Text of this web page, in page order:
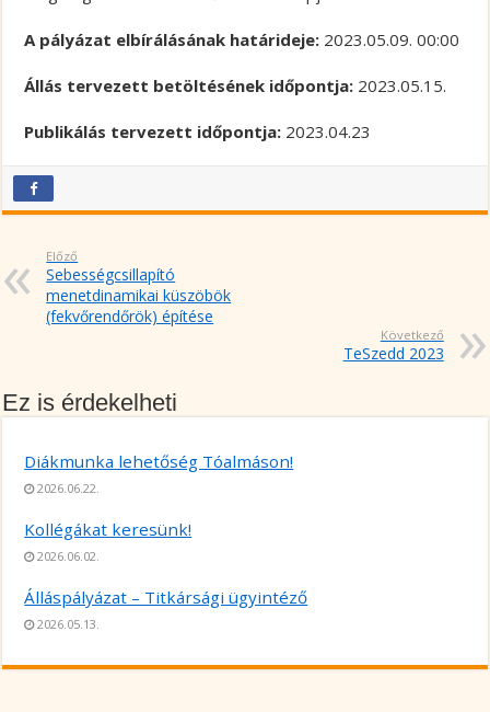
A pályázat elbírálásának határideje: 2023.05.09. 00:00
Állás tervezett betöltésének időpontja: 2023.05.15.
Publikálás tervezett időpontja: 2023.04.23
Előző
Sebességcsillapító
menetdinamikai küszöbök
(fekvőrendőrök) építése
Következő
TeSzedd 2023
Ez is érdekelheti
Diákmunka lehetőség Tóalmáson!
2026.06.22.
Kollégákat keresünk!
2026.06.02.
Álláspályázat – Titkársági ügyintéző
2026.05.13.